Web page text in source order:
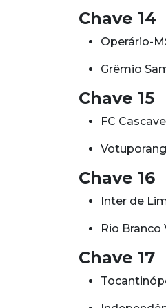
Chave 14
Operário-
Grêmio
Chave 15
FC
Chave 16
Inter de
Rio Branco
Chave 17